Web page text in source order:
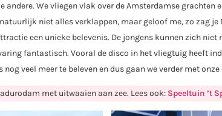
andere. We vliegen vlak over de Amsterdamse grachten
niet alles verklappen, maar geloof me, zo zag je
een unieke belevenis. De jongens kunnen zich niet
fantastisch. Vooral de disco in het vliegtuig heeft
nog veel meer te beleven en dus gaan we verder met
met uitwaaien aan zee. Lees ook: Speeltuin ’t